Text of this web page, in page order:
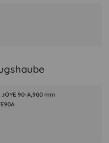
90-A,900 mm